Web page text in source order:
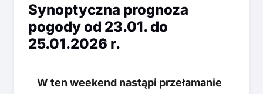
Synoptyczna prognoza
pogody od 23.01. do
25.01.2026 r.
W ten weekend nastąpi przełamanie